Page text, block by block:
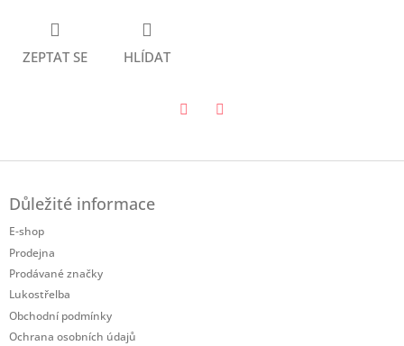
ZEPTAT SE HLÍDAT
Důležité informace
E-shop
Prodejna
Prodávané značky
Lukostřelba
Obchodní podmínky
Ochrana osobních údajů